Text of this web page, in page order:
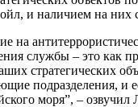
и наличием на
на
службы – это как
подразделения,
моря”, – озвучил